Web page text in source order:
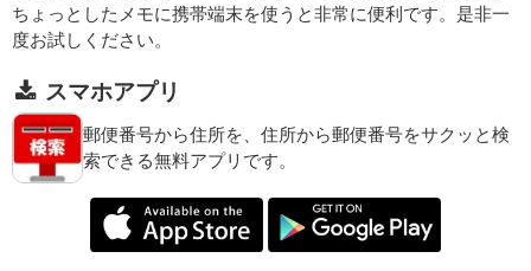
ちょっとしたメモに携帯端末を使うと非常に便利です。是非一
度お試しください。
スマホアプリ
郵便番号から住所を、住所から郵便番号をサクッと検
索できる無料アプリです。